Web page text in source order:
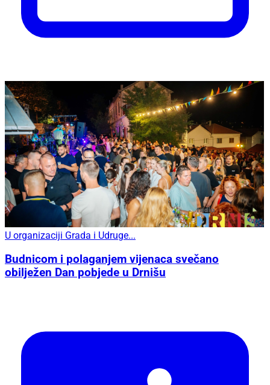
U organizaciji Grada i Udruge...
Budnicom i polaganjem vijenaca svečano
obilježen Dan pobjede u Drnišu